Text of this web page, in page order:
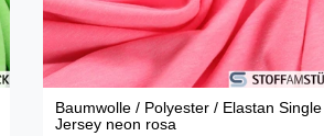
Baumwolle / Polyester / Elastan Single
Jersey neon rosa